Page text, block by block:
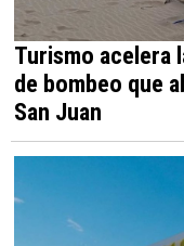
Turismo acelera
de bombeo que
San Juan